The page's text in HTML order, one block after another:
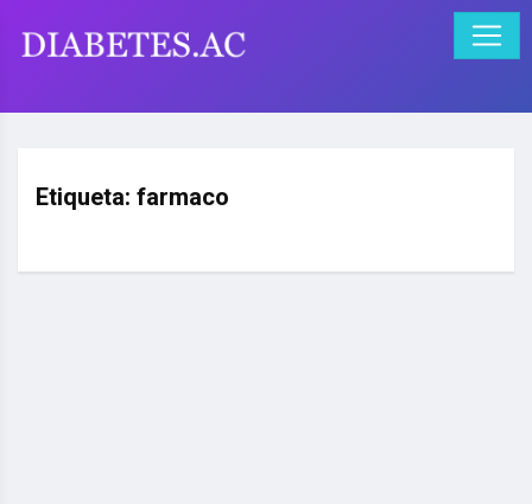
Etiqueta: farmaco